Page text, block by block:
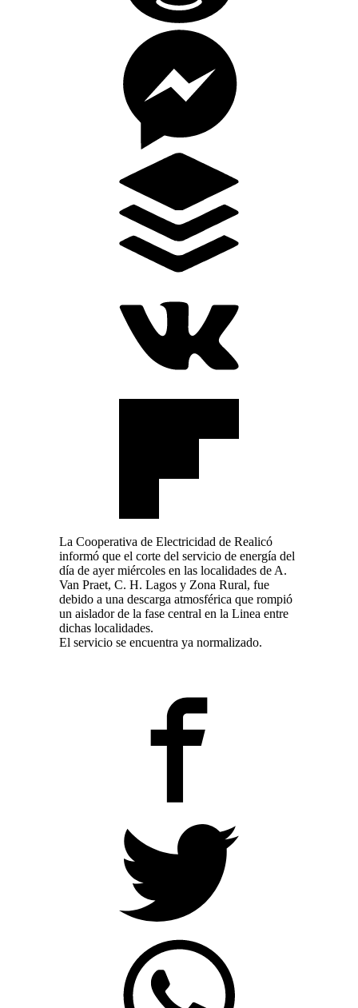
La Cooperativa de Electricidad de Realicó
informó que el corte del servicio de energía del
día de ayer miércoles en las localidades de A.
Van Praet, C. H. Lagos y Zona Rural, fue
debido a una descarga atmosférica que rompió
un aislador de la fase central en la Linea entre
dichas localidades.
El servicio se encuentra ya normalizado.